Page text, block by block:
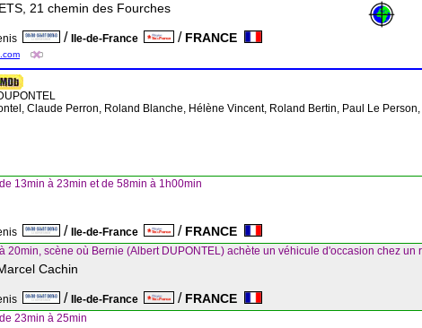
21 chemin des Fourches
/ Ile-de-France / FRANCE
Claude Perron, Roland Blanche, Hélène Vincent, Roland Bertin, Paul Le
de 13min à 23min et de 58min à 1h00min
/ Ile-de-France / FRANCE
à 20min, scène où Bernie (Albert DUPONTEL) achète un véhicule d'occasion chez un
Cachin
/ Ile-de-France / FRANCE
de 23min à 25min